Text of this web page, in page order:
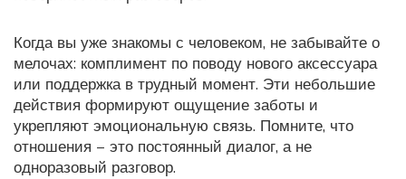
Когда вы уже знакомы с человеком, не забывайте о
мелочах: комплимент по поводу нового аксессуара
или поддержка в трудный момент. Эти небольшие
действия формируют ощущение заботы и
укрепляют эмоциональную связь. Помните, что
отношения – это постоянный диалог, а не
одноразовый разговор.